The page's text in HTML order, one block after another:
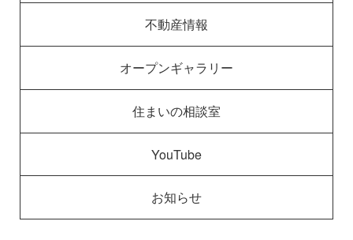
不動産情報
オープンギャラリー
住まいの相談室
YouTube
お知らせ